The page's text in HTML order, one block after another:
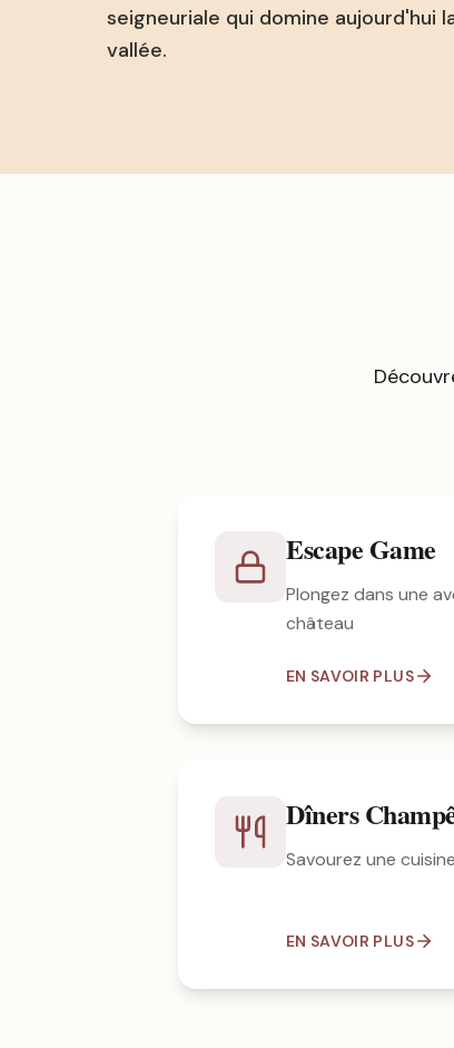
seigneuriale qui domine aujourd'hui
vallée.
Escape Game
Plongez dans une
château
EN SAVOIR PLUS
Dîners
Savourez une
EN SAVOIR PLUS